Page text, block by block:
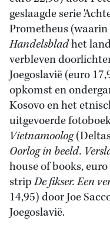
geslaagde serie
Prometheus
Handelsbladhet
verbleven
Joegoslavië (euro
opkomst en
Kosovo en het
uitgevoerde
Vietnamoolog
Oorlog in beeld.
house of books,
stripDe fikser. Een
14,95) door Joe
Joegoslavië.